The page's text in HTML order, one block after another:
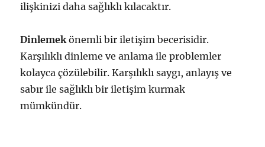
ilişkinizi daha sağlıklı kılacaktır.
Dinlemekönemli bir iletişim becerisidir.
Karşılıklı dinleme ve anlama ile problemler
kolayca çözülebilir. Karşılıklı saygı, anlayış ve
sabır ile sağlıklı bir iletişim kurmak
mümkündür.